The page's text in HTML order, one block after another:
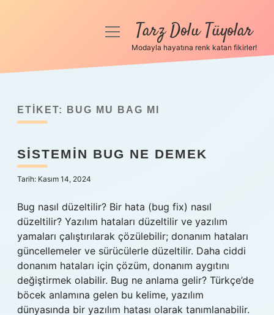
Anasayfa
Yasal Uyarı
Hakkımızda
menüyüTarz Dolu Tüyolar
Modayla hayatına renk katan fikirler!
ETIKET: BUG MU BAG MI
SISTEMIN BUG NE DEMEK
Tarih: Kasım 14, 2024
Bug nasıl düzeltilir? Bir hata (bug fix) nasıl
düzeltilir? Yazılım hataları düzeltilir ve yazılım
yamaları çalıştırılarak çözülebilir; donanım hataları
güncellemeler ve sürücülerle düzeltilir. Daha ciddi
donanım hataları için çözüm, donanım aygıtını
değiştirmek olabilir. Bug ne anlama gelir? Türkçe’de
böcek anlamına gelen bu kelime, yazılım
dünyasında bir yazılım hatası olarak tanımlanabilir.